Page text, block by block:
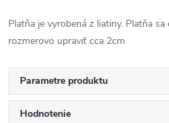
Platňa je vyrobená z liatiny. Platňa
rozmerovo upraviť cca 2cm
Parametre produktu
Hodnotenie